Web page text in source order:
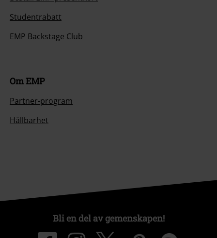
Studentrabatt
EMP Backstage Club
Om EMP
Partner-program
Hållbarhet
Bli en del av gemenskapen!